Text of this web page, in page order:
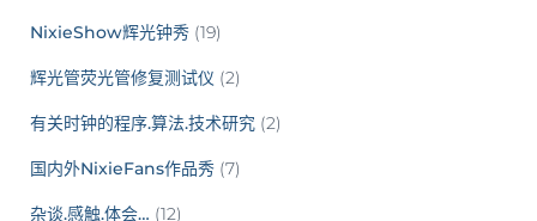
NixieShow辉光钟秀 (19)
辉光管荧光管修复测试仪 (2)
有关时钟的程序.算法.技术研究 (2)
国内外NixieFans作品秀 (7)
杂谈.感触.体会… (12)